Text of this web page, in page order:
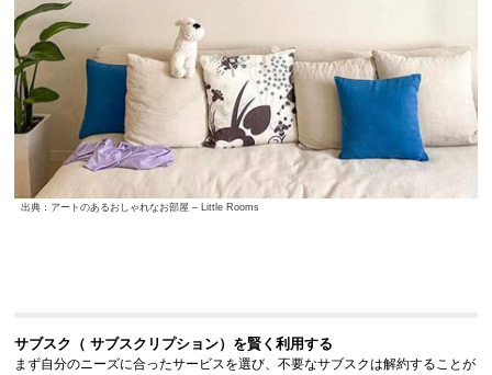
出典：アートのあるおしゃれなお部屋 – Little Rooms
サブスク（ サブスクリプション）を賢く利用する
まず自分のニーズに合ったサービスを選び、不要なサブスクは解約することが